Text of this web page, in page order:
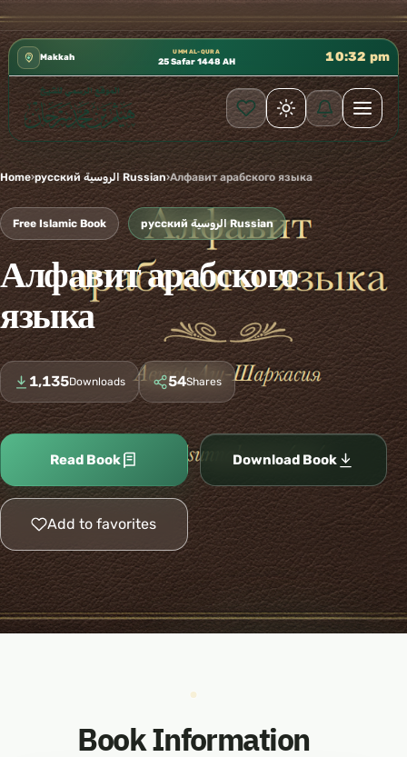
كتب الشيخ هيثم سرحان حفظه الله متوفرة مجانًا
Makkah
UMM AL-QURA
25 Safar 1448 AH 10:32 pm
Home› русский الروسية Russian›Алфавит арабского языка
Free Islamic Book русский الروسية Russian
Алфавит арабского
языка
1,135Downloads 54Shares
Read Book Download Book
Add to favorites
Book Information